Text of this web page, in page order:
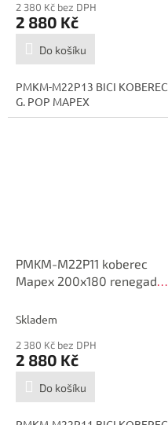
2 380 Kč bez DPH
2 880 Kč
Do košíku
PMKM-M22P13 BICI KOBEREC
G. POP MAPEX
PMKM-M22P11 koberec
Mapex 200x180 renegade
Skladem
2 380 Kč bez DPH
2 880 Kč
Do košíku